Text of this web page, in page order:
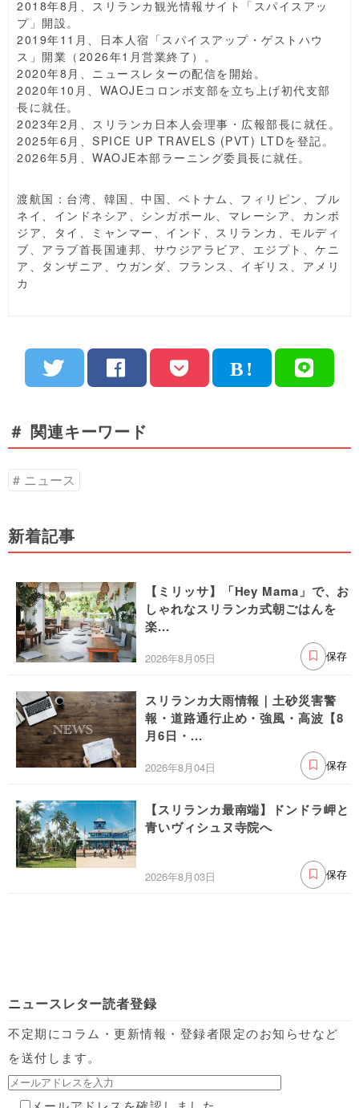
2018年8月、スリランカ観光情報サイト「スパイスアッ
プ」開設。
2019年11月、日本人宿「スパイスアップ・ゲストハウ
ス」開業（2026年1月営業終了）。
2020年8月、ニュースレターの配信を開始。
2020年10月、WAOJEコロンボ支部を立ち上げ初代支部
長に就任。
2023年2月、スリランカ日本人会理事・広報部長に就任。
2025年6月、SPICE UP TRAVELS (PVT) LTDを登記。
2026年5月、WAOJE本部ラーニング委員長に就任。
渡航国：台湾、韓国、中国、ベトナム、フィリピン、ブル
ネイ、インドネシア、シンガポール、マレーシア、カンボ
ジア、タイ、ミャンマー、インド、スリランカ、モルディ
ブ、アラブ首長国連邦、サウジアラビア、エジプト、ケニ
ア、タンザニア、ウガンダ、フランス、イギリス、アメリ
カ
＃ 関連キーワード
ニュース
新着記事
【ミリッサ】「Hey Mama」で、お
しゃれなスリランカ式朝ごはんを
楽...
2026年8月05日 保存
スリランカ大雨情報｜土砂災害警
報・道路通行止め・強風・高波【8
月6日・...
2026年8月04日 保存
【スリランカ最南端】ドンドラ岬と
青いヴィシュヌ寺院へ
2026年8月03日 保存
ニュースレター読者登録
不定期にコラム・更新情報・登録者限定のお知らせなど
を送付します。